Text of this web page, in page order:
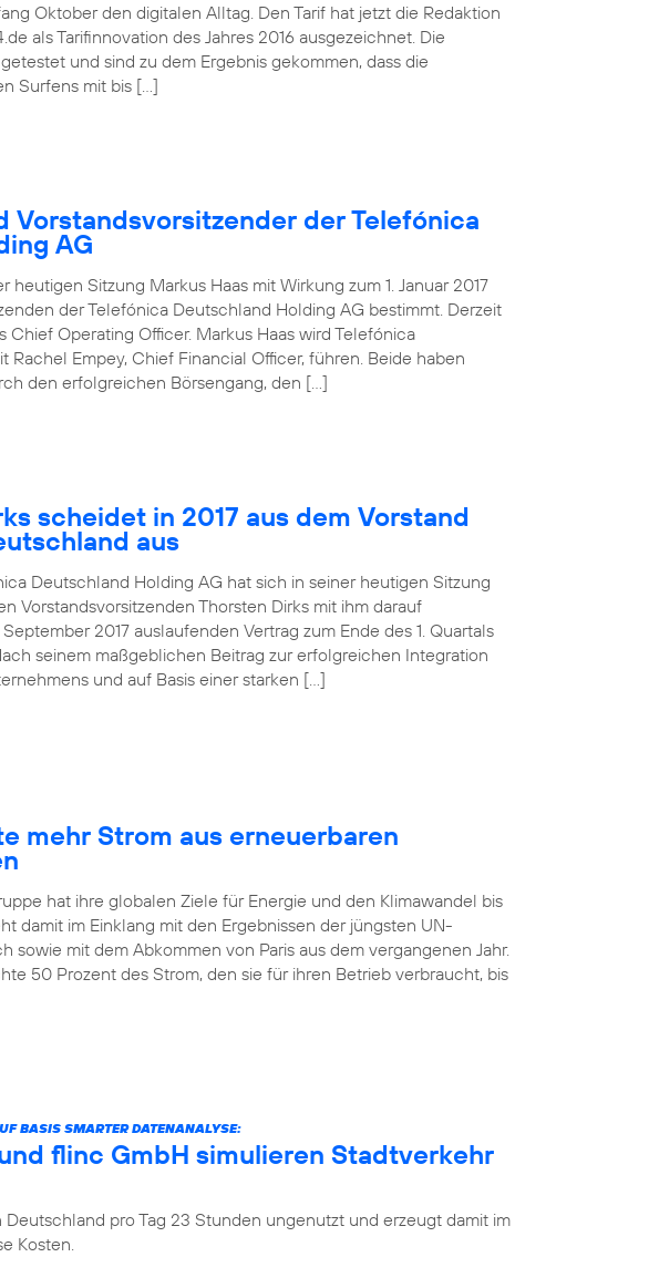
Oktober den digitalen Alltag. Den Tarif hat jetzt die Redaktion
als Tarifinnovation des Jahres 2016 ausgezeichnet. Die
und sind zu dem Ergebnis gekommen, dass die
Surfens mit bis […]
Vorstandsvorsitzender der Telefónica
AG
heutigen Sitzung Markus Haas mit Wirkung zum 1. Januar 2017
der Telefónica Deutschland Holding AG bestimmt. Derzeit
Chief Operating Officer. Markus Haas wird Telefónica
Rachel Empey, Chief Financial Officer, führen. Beide haben
den erfolgreichen Börsengang, den […]
scheidet in 2017 aus dem Vorstand
aus
Deutschland Holding AG hat sich in seiner heutigen Sitzung
Vorstandsvorsitzenden Thorsten Dirks mit ihm darauf
2017 auslaufenden Vertrag zum Ende des 1. Quartals
seinem maßgeblichen Beitrag zur erfolgreichen Integration
und auf Basis einer starken […]
mehr Strom aus erneuerbaren
hat ihre globalen Ziele für Energie und den Klimawandel bis
damit im Einklang mit den Ergebnissen der jüngsten UN-
sowie mit dem Abkommen von Paris aus dem vergangenen Jahr.
50 Prozent des Strom, den sie für ihren Betrieb verbraucht, bis
BASIS SMARTER DATENANALYSE:
flinc GmbH simulieren Stadtverkehr
pro Tag 23 Stunden ungenutzt und erzeugt damit im
Kosten.